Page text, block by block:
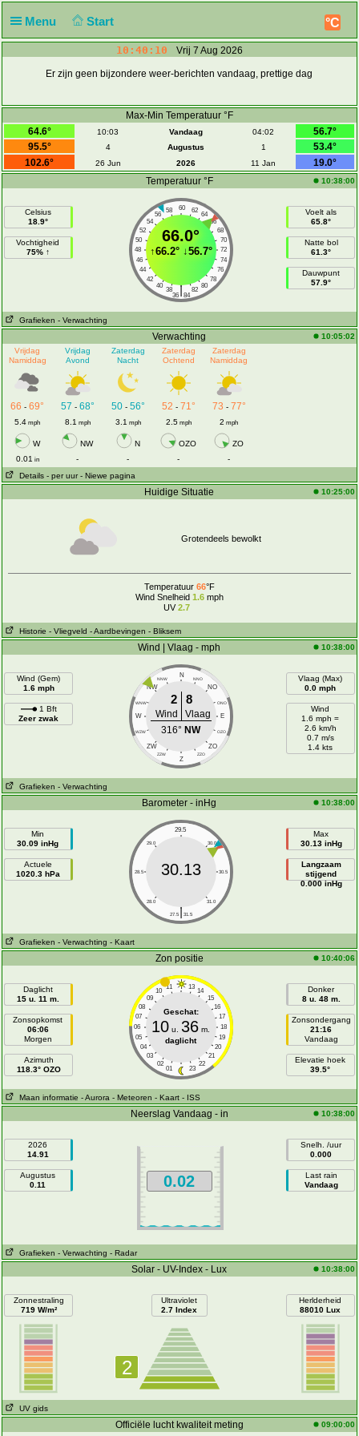
Menu Start °C
10:40:10 Vrij 7 Aug 2026
Er zijn geen bijzondere weer-berichten vandaag, prettige dag
Max-Min Temperatuur °F
64.6°
10:03 Vandaag 04:02
56.7°
95.5°
4 Augustus 1
53.4°
102.6°
26 Jun 2026 11 Jan
19.0°
Temperatuur °F
10:38:00
Celsius
18.9°
Vochtigheid
75% ↑
60
58 62
56
64
54
66
52
68
50
70
48
72
46
74
44
76
42
78
40
80
38 82
|
36 84
66.0°
↑66.2°↓56.7°
Voelt als
65.8°
Natte bol
61.3°
Dauwpunt
57.9°
Grafieken - Verwachting
Verwachting
10:05:02
Vrijdag
Namiddag
Vrijdag
Avond
Zaterdag
Nacht
Zaterdag
Ochtend
Zaterdag
Namiddag
66 -69° 57 - 68° 50- 56° 52 - 71° 73 - 77°
5.4 mph 8.1 mph 3.1 mph 2.5mph 2 mph
W NW N OZO
ZO
0.01 in - - -
-
Details - per uur - Niewe pagina
Huidige Situatie 10:25:00
Grotendeels bewolkt
Temperatuur 66°F
Wind Snelheid 1.6mph
UV2.7
Historie - Vliegveld - Aardbevingen - Bliksem
Wind | Vlaag - mph 10:38:00
Wind (Gem)
1.6 mph
1 Bft
Zeer zwak
N
NNW NNO
NW NO
WNW ONO
W E
WZW OZO
ZW ZO
ZZW ZZO
Z
2 8
Wind
Vlaag
316° NW
Vlaag (Max)
0.0 mph
Wind
1.6 mph =
2.6 km/h
0.7 m/s
1.4 kts
Grafieken - Verwachting
Barometer - inHg 10:38:00
Min
30.09 inHg
Actuele
1020.3 hPa
29.5
29.0 30.0
28.5 30.5
28.0 31.0
|
27.5 31.5
30.13
Max
30.13 inHg
Langzaam
stijgend
0.000 inHg
Grafieken - Verwachting - Kaart
Zon positie 10:40:06
Daglicht
15 u. 11 m.
Zonsopkomst
06:06
Morgen
Azimuth
118.3° OZO
11 13
10
14
09
15
08
16
07
17
06
18
05
19
04
20
03
21
02
22
01 23
Geschat:
10 u. 36 m.
daglicht
Donker
8 u. 48 m.
Zonsondergang
21:16
Vandaag
Elevatie hoek
39.5°
Maan informatie - Aurora - Meteoren - Kaart - ISS
Neerslag Vandaag - in 10:38:00
2026
14.91
Augustus
0.11
0.02
Snelh. /uur
0.000
Last rain
Vandaag
Grafieken - Verwachting - Radar
Solar - UV-Index - Lux 10:38:00
Zonnestraling
719 W/m²
Ultraviolet
2.7 Index
2
Herlderheid
88010 Lux
UV gids
Officiële lucht kwaliteit meting 09:00:00